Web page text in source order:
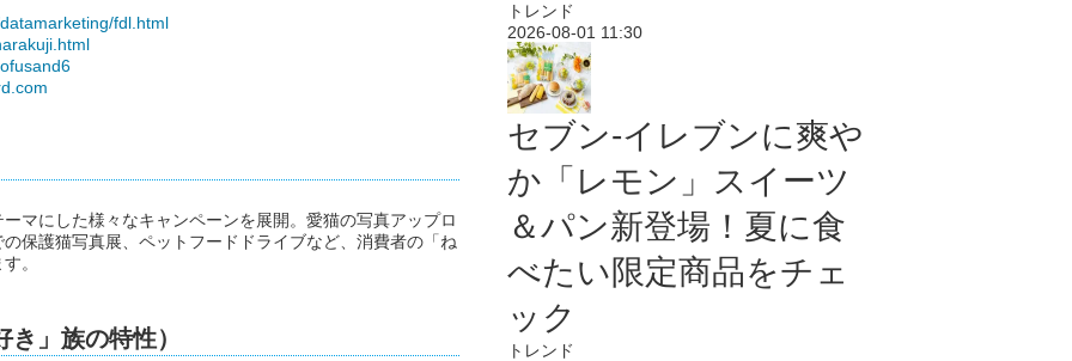
fdl.html
マにした様々なキャンペーンを展開。愛猫の写真アップロ
保護猫写真展、ペットフードドライブなど、消費者の「ね
。
」族の特性）
トレンド
2026-08-01 11:30
セブン‐イレブンに爽や
か「レモン」スイーツ
＆パン新登場！夏に食
べたい限定商品をチェ
ック
トレンド